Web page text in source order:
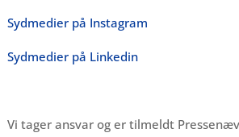
Sydmedier på Instagram
Sydmedier på Linkedin
Vi tager ansvar og er tilmeldt